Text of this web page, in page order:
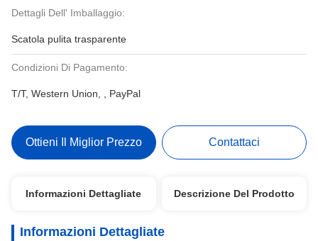
Dettagli Dell' Imballaggio:
Scatola pulita trasparente
Condizioni Di Pagamento:
T/T, Western Union, , PayPal
Ottieni Il Miglior Prezzo Contattaci
Informazioni Dettagliate Descrizione Del Prodotto
Informazioni Dettagliate